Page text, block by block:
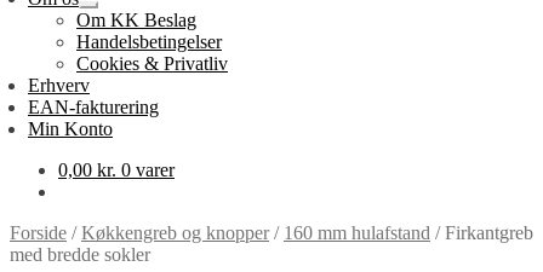
Udfold
undermenu
Om KK Beslag
Handelsbetingelser
Cookies & Privatliv
Erhverv
EAN-fakturering
Min Konto
0,00 kr. 0 varer
Forside /Køkkengreb og knopper/ 160 mm hulafstand /Firkantgreb
med bredde sokler